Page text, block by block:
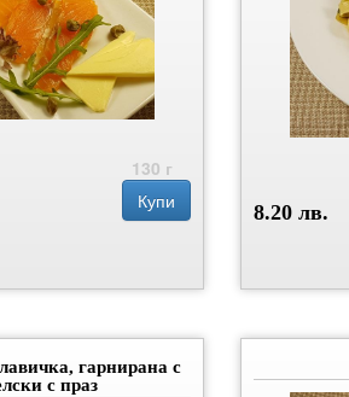
130 г
Купи
8.20 лв.
гарнирана с
с праз